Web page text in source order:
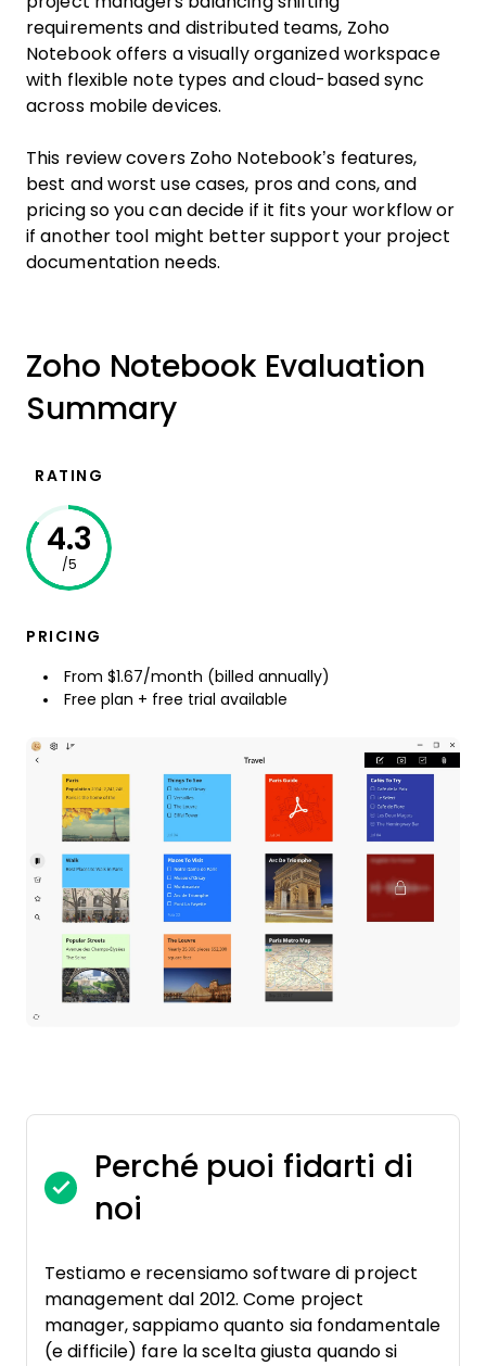
requirements and distributed teams, Zoho
Notebook offers a visually organized workspace
with flexible note types and cloud-based sync
across mobile devices.
This review covers Zoho Notebook’s features,
best and worst use cases, pros and cons, and
pricing so you can decide if it fits your workflow or
if another tool might better support your project
documentation needs.
Zoho Notebook Evaluation
Summary
RATING
4.3
/5
PRICING
From $1.67/month (billed annually)
Free plan + free trial available
Perché puoi fidarti di
noi
Testiamo e recensiamo software di project
management dal 2012. Come project
manager, sappiamo quanto sia fondamentale
(e difficile) fare la scelta giusta quando si